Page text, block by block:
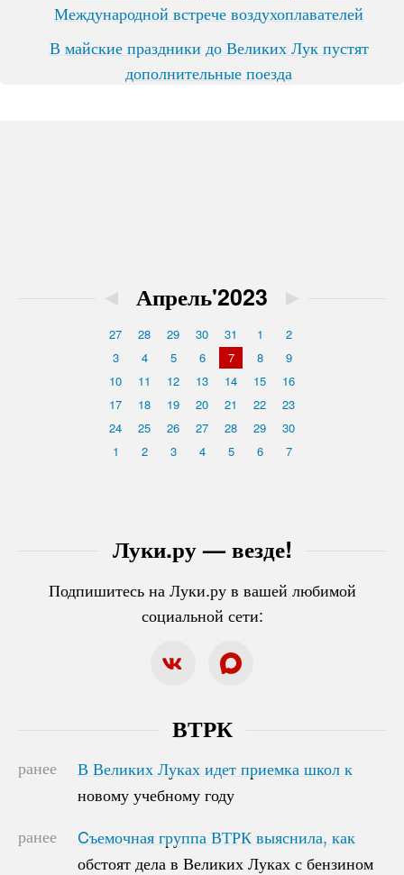
Международной встрече воздухоплавателей
В майские праздники до Великих Лук пустят
дополнительные поезда
Луки.ру — везде!
Подпишитесь на Луки.ру в вашей любимой
социальной сети:
◄ Апрель'2023 ►
27 28 29 30 31 1
2
3
4 5 6 7 8
9
10
11 12 13 14 15
16
17
18 19 20 21 22
23
24
25 26 27 28 29
30
1
2 3 4 5 6 7
ВТРК
ранее
В Великих Луках идет приемка школ к
новому учебному году
В Великих Луках идет приемка школ к
новому учебному году
ранее
Cъемочная группа ВТРК выяснила, как
обстоят дела в Великих Луках с бензином
Cъемочная группа ВТРК выяснила, как
обстоят дела в Великих Луках с бензином